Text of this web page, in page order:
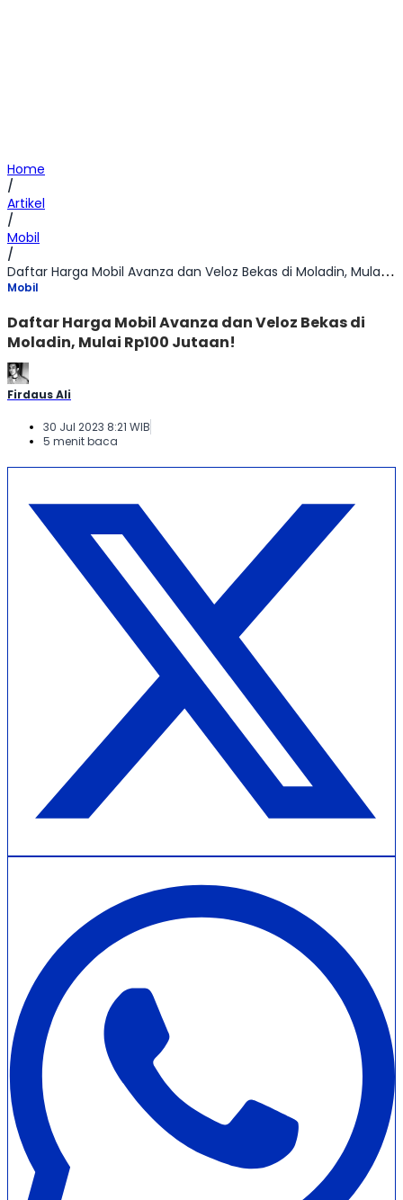
Home
/
Artikel
/
Mobil
/
Daftar Harga Mobil Avanza dan Veloz Bekas di Moladin, Mulai Rp100 Jutaan!
Mobil
Daftar Harga Mobil Avanza dan Veloz Bekas di
Moladin, Mulai Rp100 Jutaan!
Firdaus Ali
30 Jul 2023 8:21 WIB
5 menit baca